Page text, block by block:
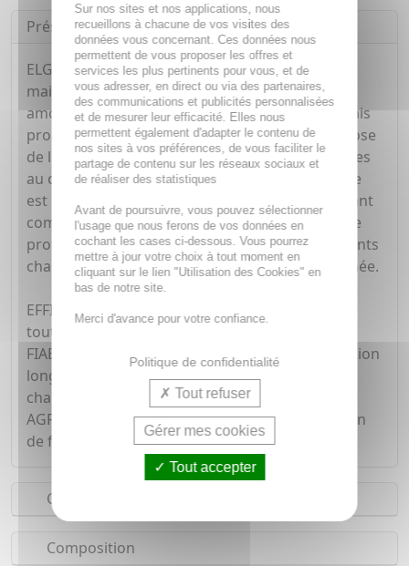
Présentation
ELGYDIUM Fix Fixation Extra Forte permet un
maintien longue durée des prothèses dentaires
amovibles, partielles ou complètes. Son goût frais
procure une sensation de fraîcheur lors de la pose
de la prothèse et sa résistance évite les retouches
au cours de la journée. L'hygiène bucco-dentaire
est renforcée, tout comme le confort : en agissant
comme un coussin confortable, la crème fixative
protège la gencive. Sa formule résiste aux aliments
chauds et se retire facilement à la fin de la journée.
EFFICACE : elle améliore la tenue de la prothèse
tout au long de la journée, sans retouches.
FIABLE : elle offre une adhésion rapide, une fixation
longue durée et une résistance aux aliments
chauds
AGRÉABLE : son goût frais procure une sensation
de fraîcheur lors de la pose de la prothèse.
Conseils d'utilisation
Composition
Sur nos sites et nos applications, nous
recueillons à chacune de vos visites des
données vous concernant. Ces données nous
permettent de vous proposer les offres et
services les plus pertinents pour vous, et de
vous adresser, en direct ou via des partenaires,
des communications et publicités personnalisées
et de mesurer leur efficacité. Elles nous
permettent également d'adapter le contenu de
nos sites à vos préférences, de vous faciliter le
partage de contenu sur les réseaux sociaux et
de réaliser des statistiques
Avant de poursuivre, vous pouvez sélectionner
l'usage que nous ferons de vos données en
cochant les cases ci-dessous. Vous pourrez
mettre à jour votre choix à tout moment en
cliquant sur le lien "Utilisation des Cookies" en
bas de notre site.
Merci d'avance pour votre confiance.
Politique de confidentialité
Tout refuser
Gérer mes cookies
Tout accepter